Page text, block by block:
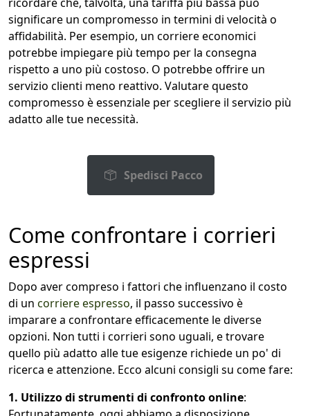
significare un compromesso in termini di velocità o
affidabilità. Per esempio, un corriere economici
potrebbe impiegare più tempo per la consegna
rispetto a uno più costoso. O potrebbe offrire un
servizio clienti meno reattivo. Valutare questo
compromesso è essenziale per scegliere il servizio più
adatto alle tue necessità.
Spedisci Pacco
Come confrontare i corrieri
espressi
Dopo aver compreso i fattori che influenzano il costo
di un corriere espresso, il passo successivo è
imparare a confrontare efficacemente le diverse
opzioni. Non tutti i corrieri sono uguali, e trovare
quello più adatto alle tue esigenze richiede un po' di
ricerca e attenzione. Ecco alcuni consigli su come fare:
1. Utilizzo di strumenti di confronto online: